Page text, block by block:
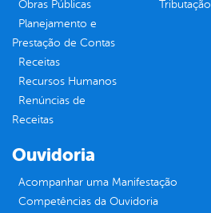
Obras Públicas
Planejamento e
Prestação de Contas
Receitas
Recursos Humanos
Renúncias de
Receitas
Tributação
Ouvidoria
Acompanhar uma Manifestação
Competências da Ouvidoria